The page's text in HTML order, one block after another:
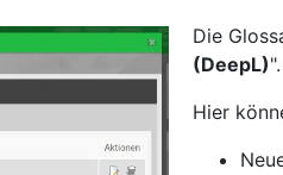
Die
(DeepL)".
Hier